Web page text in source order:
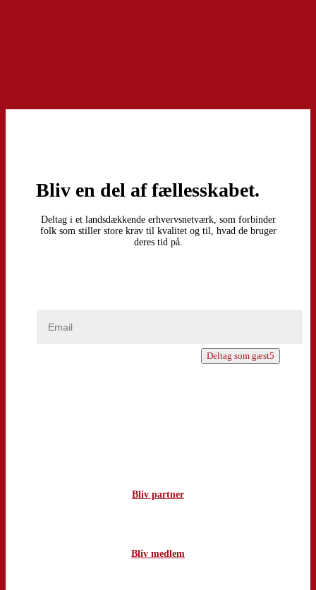
Bliv en del af fællesskabet.
Deltag i et landsdækkende erhvervsnetværk, som forbinder
folk som stiller store krav til kvalitet og til, hvad de bruger
deres tid på.
Deltag som gæst
Bliv partner
Bliv medlem